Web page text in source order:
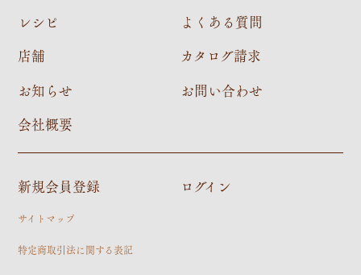
レシピ
店舗
お知らせ
会社概要
よくある質問
カタログ請求
お問い合わせ
新規会員登録 ログイン
サイトマップ
特定商取引法に関する表記